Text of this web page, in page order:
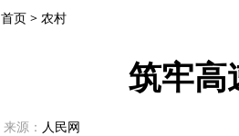
首页 > 农村
筑牢高
来源： 人民网